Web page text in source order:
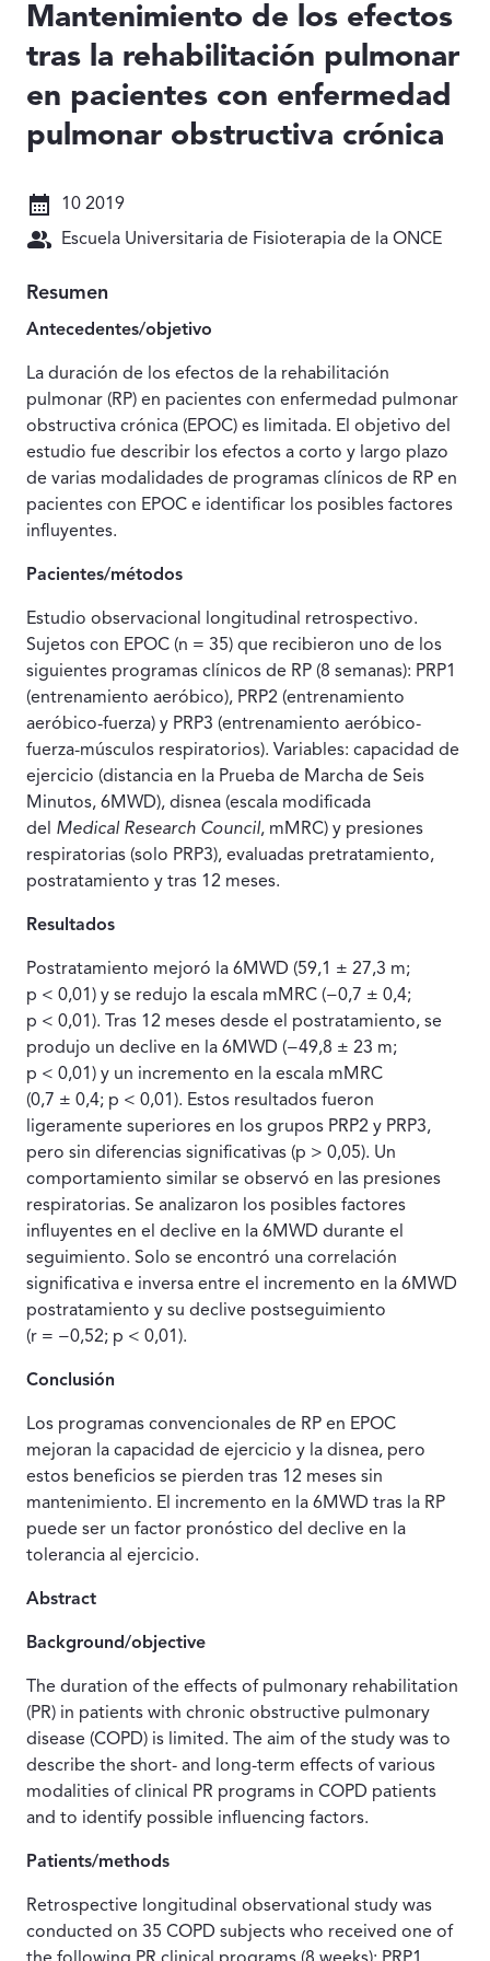
Mantenimiento de los efectos
tras la rehabilitación pulmonar
en pacientes con enfermedad
pulmonar obstructiva crónica
Fecha: 10 2019
10 2019
Autores: Escuela Universitaria de Fisioterapia de la
Escuela Universitaria de Fisioterapia de la ONCE
Resumen
Antecedentes/objetivo
La duración de los efectos de la rehabilitación
pulmonar (RP) en pacientes con enfermedad pulmonar
obstructiva crónica (EPOC) es limitada. El objetivo del
estudio fue describir los efectos a corto y largo plazo
de varias modalidades de programas clínicos de RP en
pacientes con EPOC e identificar los posibles factores
influyentes.
Pacientes/métodos
Estudio observacional longitudinal retrospectivo.
Sujetos con EPOC (n = 35) que recibieron uno de los
siguientes programas clínicos de RP (8 semanas): PRP1
(entrenamiento aeróbico), PRP2 (entrenamiento
aeróbico-fuerza) y PRP3 (entrenamiento aeróbico-
fuerza-músculos respiratorios). Variables: capacidad de
ejercicio (distancia en la Prueba de Marcha de Seis
Minutos, 6MWD), disnea (escala modificada
del Medical Research Council, mMRC) y presiones
respiratorias (solo PRP3), evaluadas pretratamiento,
postratamiento y tras 12 meses.
Resultados
Postratamiento mejoró la 6MWD (59,1 ± 27,3 m;
p < 0,01) y se redujo la escala mMRC (−0,7 ± 0,4;
p < 0,01). Tras 12 meses desde el postratamiento, se
produjo un declive en la 6MWD (−49,8 ± 23 m;
p < 0,01) y un incremento en la escala mMRC
(0,7 ± 0,4; p < 0,01). Estos resultados fueron
ligeramente superiores en los grupos PRP2 y PRP3,
pero sin diferencias significativas (p > 0,05). Un
comportamiento similar se observó en las presiones
respiratorias. Se analizaron los posibles factores
influyentes en el declive en la 6MWD durante el
seguimiento. Solo se encontró una correlación
significativa e inversa entre el incremento en la 6MWD
postratamiento y su declive postseguimiento
(r = −0,52; p < 0,01).
Conclusión
Los programas convencionales de RP en EPOC
mejoran la capacidad de ejercicio y la disnea, pero
estos beneficios se pierden tras 12 meses sin
mantenimiento. El incremento en la 6MWD tras la RP
puede ser un factor pronóstico del declive en la
tolerancia al ejercicio.
Abstract
Background/objective
The duration of the effects of pulmonary rehabilitation
(PR) in patients with chronic obstructive pulmonary
disease (COPD) is limited. The aim of the study was to
describe the short- and long-term effects of various
modalities of clinical PR programs in COPD patients
and to identify possible influencing factors.
Patients/methods
Retrospective longitudinal observational study was
conducted on 35 COPD subjects who received one of